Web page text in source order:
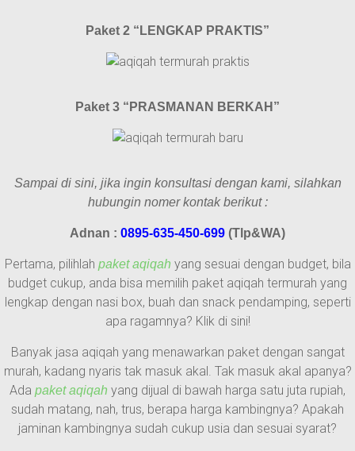
Paket 2 “LENGKAP PRAKTIS”
Paket 3 “PRASMANAN BERKAH”
Sampai di sini, jika ingin konsultasi dengan kami, silahkan
hubungin nomer kontak berikut :
Adnan : 0895-635-450-699 (Tlp&WA)
Pertama, pilihlah paket aqiqah yang sesuai dengan budget, bila
budget cukup, anda bisa memilih paket aqiqah termurah yang
lengkap dengan nasi box, buah dan snack pendamping, seperti
apa ragamnya? Klik di sini!
Banyak jasa aqiqah yang menawarkan paket dengan sangat
murah, kadang nyaris tak masuk akal. Tak masuk akal apanya?
Ada paket aqiqah yang dijual di bawah harga satu juta rupiah,
sudah matang, nah, trus, berapa harga kambingnya? Apakah
jaminan kambingnya sudah cukup usia dan sesuai syarat?